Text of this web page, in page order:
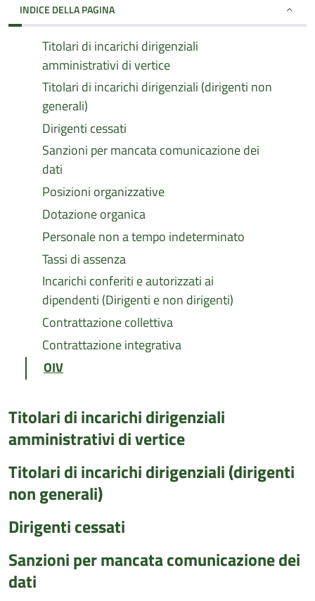
INDICE DELLA PAGINA
Titolari di incarichi dirigenziali
amministrativi di vertice
Titolari di incarichi dirigenziali (dirigenti non
generali)
Dirigenti cessati
Sanzioni per mancata comunicazione dei
dati
Posizioni organizzative
Dotazione organica
Personale non a tempo indeterminato
Tassi di assenza
Incarichi conferiti e autorizzati ai
dipendenti (Dirigenti e non dirigenti)
Contrattazione collettiva
Contrattazione integrativa
OIV
Titolari di incarichi dirigenziali
amministrativi di vertice
Titolari di incarichi dirigenziali (dirigenti
non generali)
Dirigenti cessati
Sanzioni per mancata comunicazione dei
dati